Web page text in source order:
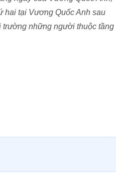
hai tại Vương Quốc Anh sau
trường những người thuộc tầng